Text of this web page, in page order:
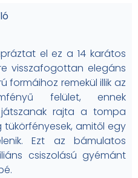
el ez a 14 karátos
visszafogottan elegáns
formáihoz remekül illik az
felület, ennek
rajta a tompa
tükörfényesek, amitől egy
Ezt az bámulatos
csiszolású gyémánt